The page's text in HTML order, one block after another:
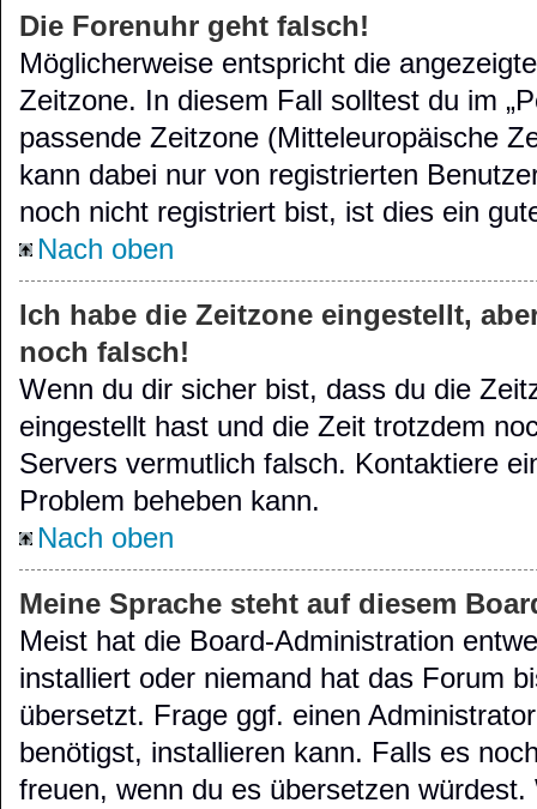
Die Forenuhr geht falsch!
Möglicherweise entspricht die
Zeitzone. In diesem Fall solltest du im
passende Zeitzone (Mitteleuropäische
kann dabei nur von registrierten
noch nicht registriert bist, ist dies ein
Nach oben
Ich habe die Zeitzone eingestellt,
noch falsch!
Wenn du dir sicher bist, dass du die
eingestellt hast und die Zeit trotzdem
Servers vermutlich falsch. Kontaktiere
Problem beheben kann.
Nach oben
Meine Sprache steht auf diesem
Meist hat die Board-Administration
installiert oder niemand hat das Forum
übersetzt. Frage ggf. einen
benötigst, installieren kann. Falls es
freuen, wenn du es übersetzen